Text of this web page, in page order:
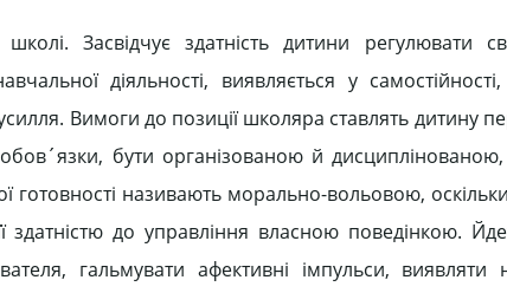
Засвідчує здатність дитини регулювати
діяльності, виявляється у
Вимоги до позиції школяра ставлять дитину
бути організованою й
готовності називають морально-вольовою,
здатністю до управління власною поведінкою.
гальмувати афективні імпульси, виявляти